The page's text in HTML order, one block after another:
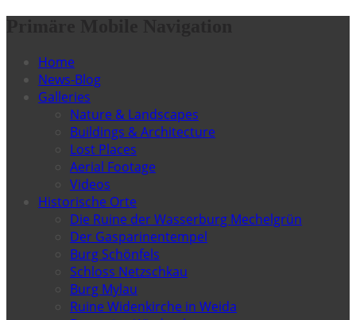
Home
News-Blog
Galleries
Nature & Landscapes
Buildings & Architecture
Lost Places
Aerial Footage
Videos
Historische Orte
Die Ruine der Wasserburg Mechelgrün
Der Gasparinentempel
Burg Schönfels
Schloss Netzschkau
Burg Mylau
Ruine Widenkirche in Weida